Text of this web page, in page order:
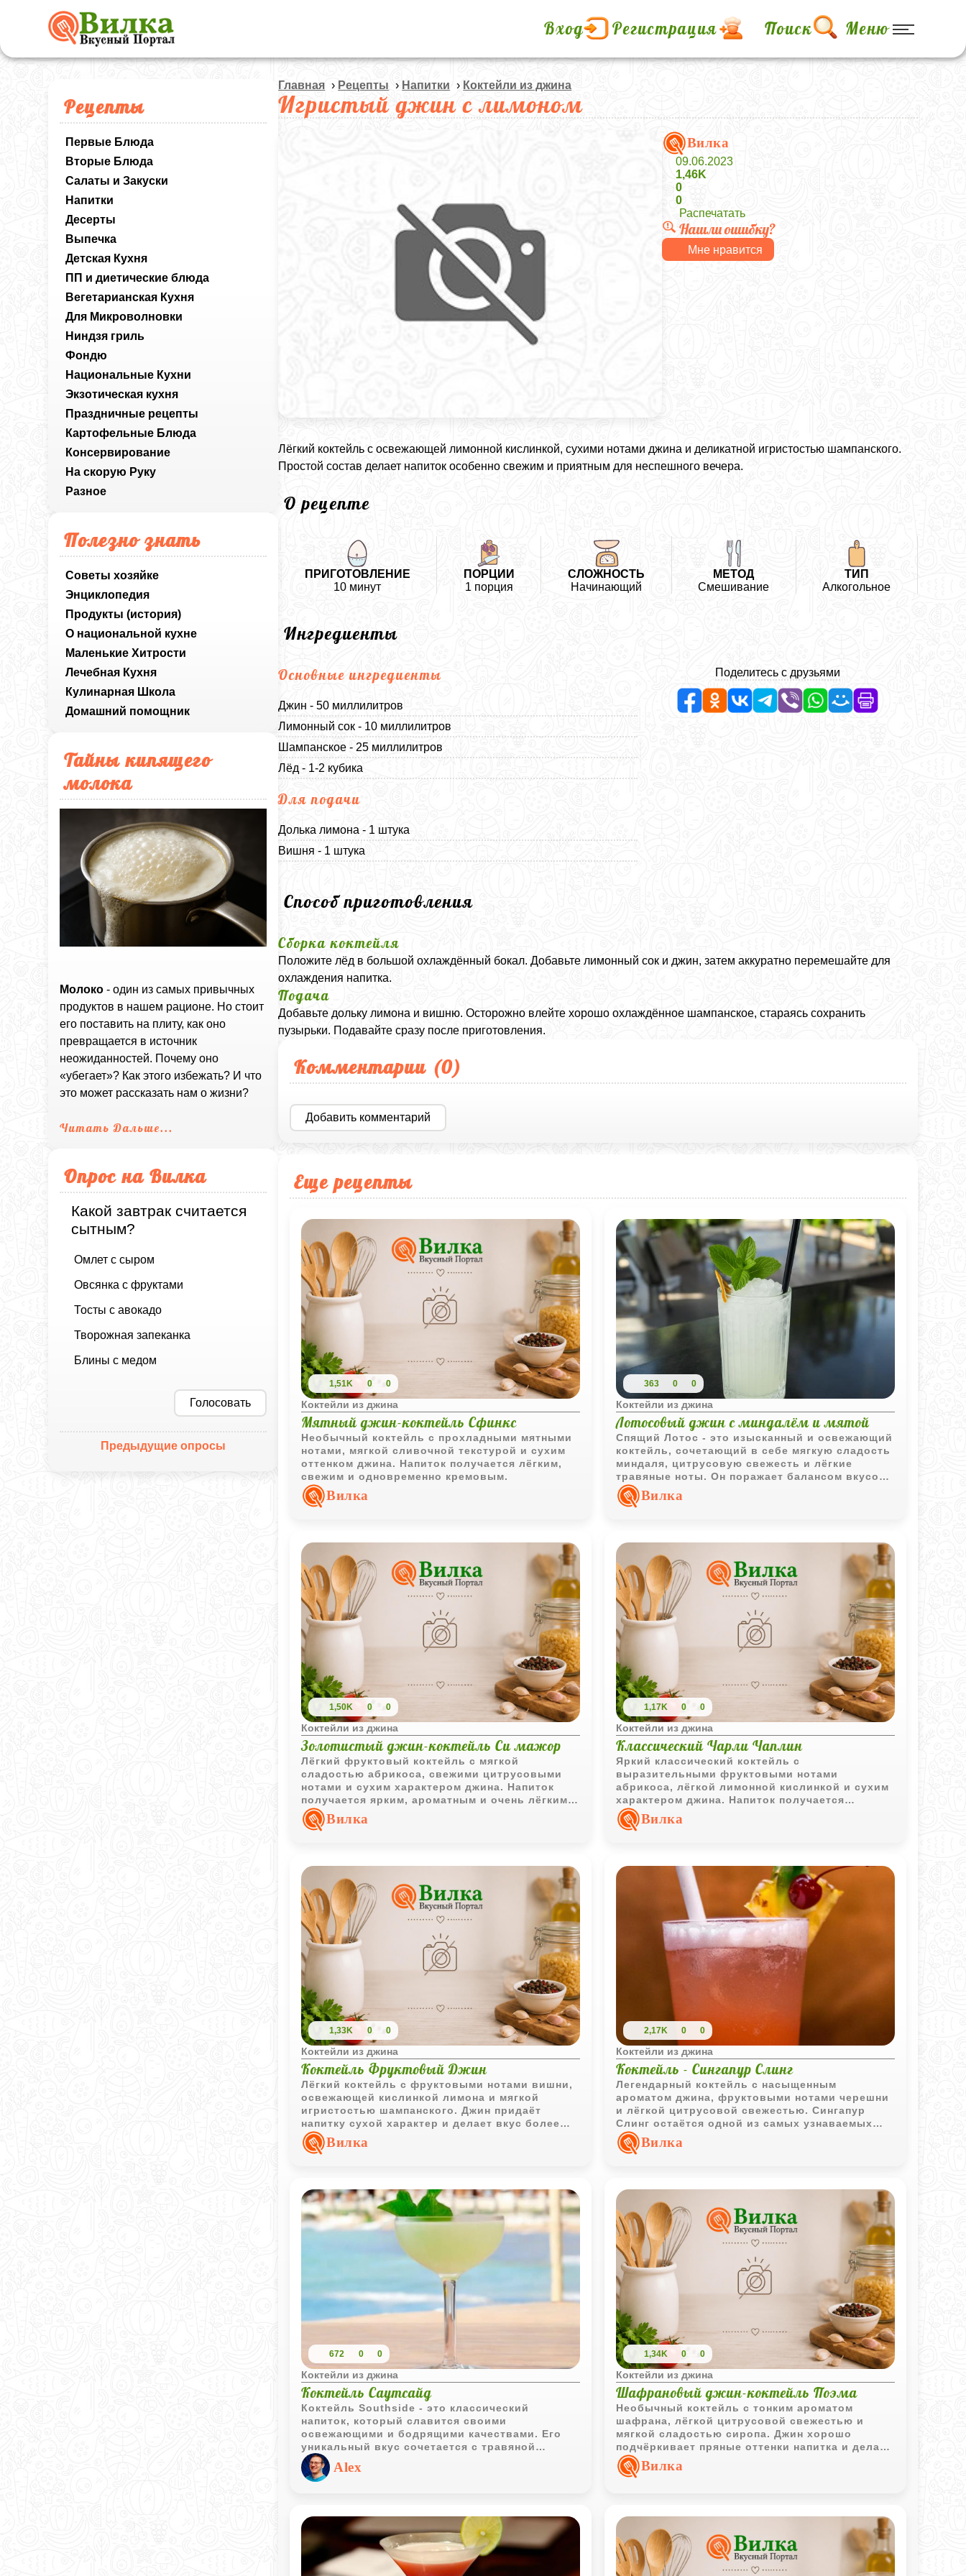
Вход Регистрация Поиск Меню
Рецепты
Первые Блюда
Вторые Блюда
Салаты и Закуски
Напитки
Десерты
Выпечка
Детская Кухня
ПП и диетические блюда
Вегетарианская Кухня
Для Микроволновки
Ниндзя гриль
Фондю
Национальные Кухни
Экзотическая кухня
Праздничные рецепты
Картофельные Блюда
Консервирование
На скорую Руку
Разное
Полезно знать
Советы хозяйке
Энциклопедия
Продукты (история)
О национальной кухне
Маленькие Хитрости
Лечебная Кухня
Кулинарная Школа
Домашний помощник
Тайны кипящего
молока
Молоко - один из самых привычных
продуктов в нашем рационе. Но стоит
его поставить на плиту, как оно
превращается в источник
неожиданностей. Почему оно
«убегает»? Как этого избежать? И что
это может рассказать нам о жизни?
Читать Дальше...
Опрос на Вилка
Какой завтрак считается
сытным?
Омлет с сыром
Овсянка с фруктами
Тосты с авокадо
Творожная запеканка
Блины с медом
Голосовать
Предыдущие опросы
Главная › Рецепты › Напитки › Коктейли из джина
Игристый джин с лимоном
Вилка
09.06.2023
1,46K
0
0
Распечатать
Нашли ошибку?
Мне нравится
Лёгкий коктейль с освежающей лимонной кислинкой, сухими нотами джина и деликатной игристостью шампанского.
Простой состав делает напиток особенно свежим и приятным для неспешного вечера.
О рецепте
ПРИГОТОВЛЕНИЕ
10 минут
ПОРЦИИ
1 порция
СЛОЖНОСТЬ
Начинающий
МЕТОД
Смешивание
ТИП
Алкогольное
Ингредиенты
Основные ингредиенты
Джин - 50 миллилитров
Лимонный сок - 10 миллилитров
Шампанское - 25 миллилитров
Лёд - 1-2 кубика
Для подачи
Долька лимона - 1 штука
Вишня - 1 штука
Поделитесь с друзьями
Способ приготовления
Сборка коктейля
Положите лёд в большой охлаждённый бокал. Добавьте лимонный сок и джин, затем аккуратно перемешайте для
охлаждения напитка.
Подача
Добавьте дольку лимона и вишню. Осторожно влейте хорошо охлаждённое шампанское, стараясь сохранить
пузырьки. Подавайте сразу после приготовления.
Комментарии (0)
Добавить комментарий
Еще рецепты
1,51K 0 0
Коктейли из джина
Мятный джин-коктейль Сфинкс
Необычный коктейль с прохладными мятными
нотами, мягкой сливочной текстурой и сухим
оттенком джина. Напиток получается лёгким,
свежим и одновременно кремовым.
Вилка
363 0 0
Коктейли из джина
Лотосовый джин с миндалём и мятой
Спящий Лотос - это изысканный и освежающий
коктейль, сочетающий в себе мягкую сладость
миндаля, цитрусовую свежесть и лёгкие
травяные ноты. Он поражает балансом вкусов
и прекрасен как в летнюю жару, так и в уютный
вечер.Вилка
1,50K 0 0
Коктейли из джина
Золотистый джин-коктейль Си мажор
Лёгкий фруктовый коктейль с мягкой
сладостью абрикоса, свежими цитрусовыми
нотами и сухим характером джина. Напиток
получается ярким, ароматным и очень лёгким
для подачи.
Вилка
1,17K 0 0
Коктейли из джина
Классический Чарли Чаплин
Яркий классический коктейль с
выразительными фруктовыми нотами
абрикоса, лёгкой лимонной кислинкой и сухим
характером джина. Напиток получается
насыщенным, но при этом очень свежим и
гармоничным.
Вилка
1,33K 0 0
Коктейли из джина
Коктейль Фруктовый Джин
Лёгкий коктейль с фруктовыми нотами вишни,
освежающей кислинкой лимона и мягкой
игристостью шампанского. Джин придаёт
напитку сухой характер и делает вкус более
выразительным.
Вилка
2,17K 0 0
Коктейли из джина
Коктейль - Сингапур Слинг
Легендарный коктейль с насыщенным
ароматом джина, фруктовыми нотами черешни
и лёгкой цитрусовой свежестью. Сингапур
Слинг остаётся одной из самых узнаваемых
классик барной культуры благодаря своему
яркому и многослойному вкусу.
Вилка
672 0 0
Коктейли из джина
Коктейль Саутсайд
Коктейль Southside - это классический
напиток, который славится своими
освежающими и бодрящими качествами. Его
уникальный вкус сочетается с травяной
свежестью мяты, цитрусовыми нотками
лимонного сока и ароматом джина. Этот
коктейль идеально подходит для теплых
любителей коктейлей.
Alex
1,34K 0 0
Коктейли из джина
Шафрановый джин-коктейль Поэма
Необычный коктейль с тонким ароматом
шафрана, лёгкой цитрусовой свежестью и
мягкой сладостью сиропа. Джин хорошо
подчёркивает пряные оттенки напитка и делает
вкус более выразительным.
Вилка